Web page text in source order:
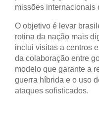
missões internacionais
O objetivo é levar
rotina da nação mais
inclui visitas a centros
da colaboração entre
modelo que garante a
guerra híbrida e o uso
ataques sofisticados.